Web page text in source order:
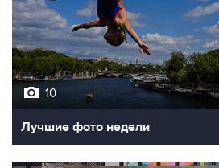
10
Лучшие фото недели